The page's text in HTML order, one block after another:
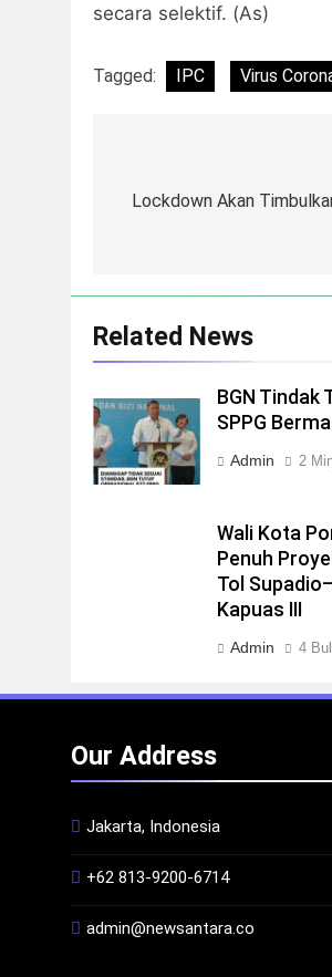
secara selektif. (As)
Tagged: IPC Virus
pos
Lockdown Akan
Related News
BGN Tindak
SPPG
Admin 2
Wali Kota
Penuh
Tol
Kapuas III
Admin 4
Our Address
Jakarta, Indonesia
+62 813-9200-6714
admin@newsantara.co